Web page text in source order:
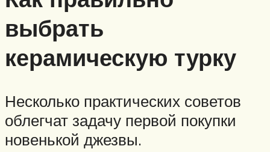
выбрать
керамическую турку
Несколько практических советов
облегчат задачу первой покупки
новенькой джезвы.